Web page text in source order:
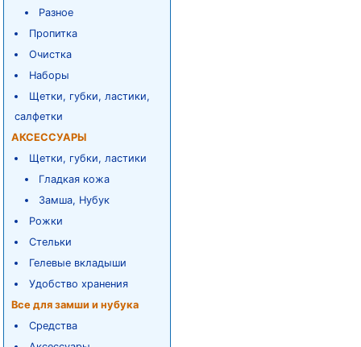
Разное
Пропитка
Очистка
Наборы
Щетки, губки, ластики,
салфетки
АКСЕССУАРЫ
Щетки, губки, ластики
Гладкая кожа
Замша, Нубук
Рожки
Стельки
Гелевые вкладыши
Удобство хранения
Все для замши и нубука
Средства